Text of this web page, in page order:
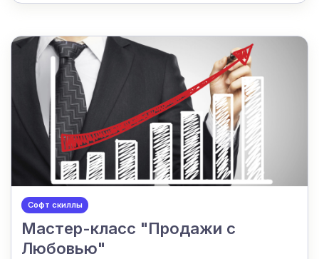
Софт скиллы
Мастер-класс "Продажи с
Любовью"